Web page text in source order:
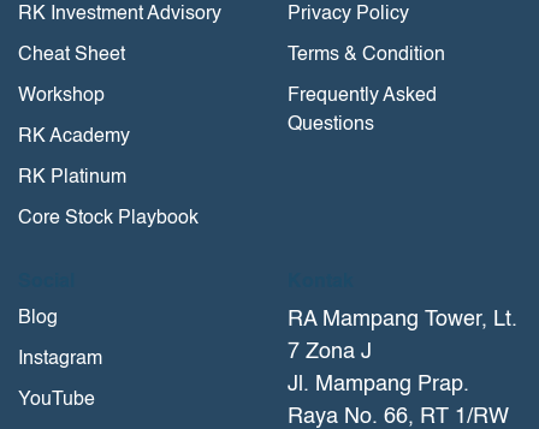
RK Investment Advisory
Cheat Sheet
Workshop
RK Academy
RK Platinum
Core Stock Playbook
Privacy Policy
Terms & Condition
Frequently Asked
Questions
Blog
Instagram
YouTube
RA Mampang Tower, Lt.
7 Zona J
Jl. Mampang Prap.
Raya No. 66, RT 1/RW